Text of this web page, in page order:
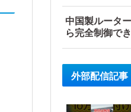
中国製ルータ
ら完全制御で
外部配信記事